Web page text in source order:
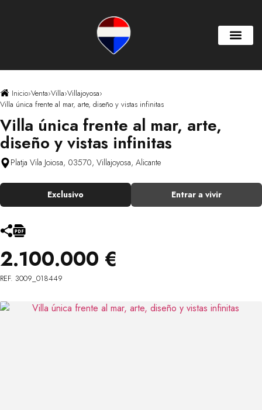
Inicio›Venta›Villa›Villajoyosa›
Villa única frente al mar, arte, diseño y vistas infinitas
Villa única frente al mar, arte,
diseño y vistas infinitas
Platja Vila Joiosa, 03570, Villajoyosa, Alicante
Exclusivo Entrar a vivir
2.100.000 €
REF. 3009_018449